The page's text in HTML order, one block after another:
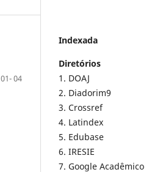
01- 04
Indexada
Diretórios
1. DOAJ
2. Diadorim9
3. Crossref
4. Latindex
5. Edubase
6. IRESIE
7. Google Acadêmico